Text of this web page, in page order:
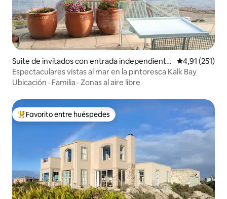
Suite de invitados con entrada independiente
en Bahía de Kalk
Calificación
4,91 (251)
Espectaculares vistas al mar en la pintoresca Kalk Bay
Ubicación · Familia · Zonas al aire libre
Favorito entre los huéspedes más destacados
Favorito entre huéspedes